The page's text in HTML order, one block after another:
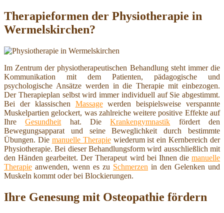
Therapieformen der Physiotherapie in
Wermelskirchen?
Im Zentrum der physiotherapeutischen Behandlung steht immer die
Kommunikation mit dem Patienten, pädagogische und
psychologische Ansätze werden in die Therapie mit einbezogen.
Der Therapieplan selbst wird immer individuell auf Sie abgestimmt.
Bei der klassischen Massagewerden beispielsweise verspannte
Muskelpartien gelockert, was zahlreiche weitere positive Effekte auf
IhreGesundheit hat. DieKrankengymnastik fördert den
Bewegungsapparat und seine Beweglichkeit durch bestimmte
Übungen. Die manuelle Therapiewiederum ist ein Kernbereich der
Physiotherapie. Bei dieser Behandlungsform wird ausschließlich mit
den Händen gearbeitet. Der Therapeut wird bei Ihnen die manuelle
Therapie anwenden, wenn es zu Schmerzen in den Gelenken und
Muskeln kommt oder bei Blockierungen.
Ihre Genesung mit Osteopathie fördern